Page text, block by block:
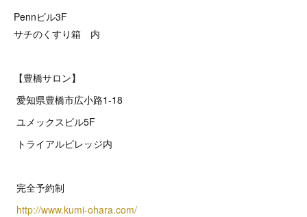
Pennビル3F
サチのくすり箱 内
【豊橋サロン】
愛知県豊橋市広小路1-18
ユメックスビル5F
トライアルビレッジ内
完全予約制
http://www.kumi-ohara.com/